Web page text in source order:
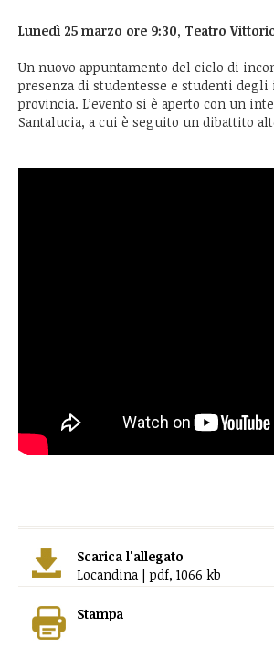
Lunedì 25 marzo ore 9:30, Teatro
Un nuovo appuntamento del ciclo di
presenza di studentesse e studenti
provincia. L’evento si è aperto con un
Santalucia, a cui è seguito un dibattito
Scarica l'allegato
Locandina | pdf, 1066 kb
Stampa